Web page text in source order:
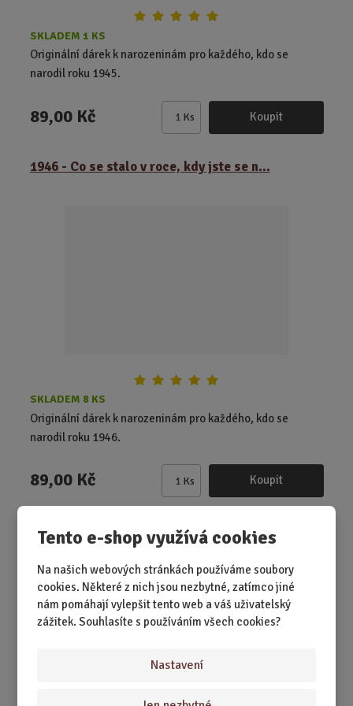
Tento e-shop využívá cookies
Na našich webových stránkách používáme soubory
cookies. Některé z nich jsou nezbytné, zatímco jiné
nám pomáhají vylepšit tento web a váš uživatelský
zážitek. Souhlasíte s používáním všech cookies?
Nastavení
SKLADEM 1 KS
Originální dárek k narozeninám pro každého, kdo se
narodil roku 1945.
89,00 Kč
Z
ě
n
Ks Koupit
1946 - Co se stalo v roce, kdy jste se n...
SKLADEM 8 KS
Originální dárek k narozeninám pro každého, kdo se
narodil roku 1946.
89,00 Kč
Z
m
n
t
p
o
č
t
Ks Koupit
1949 - Co se stalo v roce, kdy jste se n...